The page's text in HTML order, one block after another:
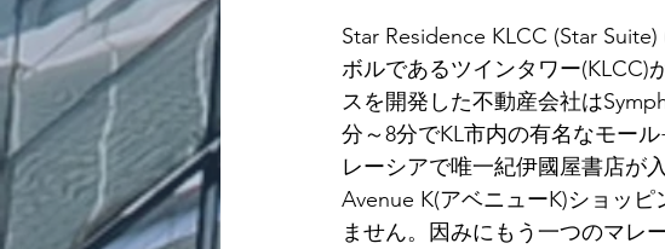
Star Residence KLCC (Star
ボルであるツインタワー(KLCC)
スを開発した不動産会社は
分～8分でKL市内の有名なモー
レーシアで唯一紀伊國屋書店が
Avenue K(アベニューK)ショッ
ません。因みにもう一つのマレ